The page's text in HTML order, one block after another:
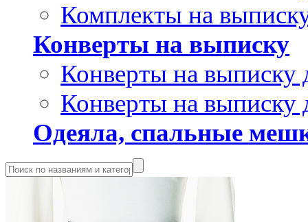
Комплекты на
Конверты на выписку
Конверты на выписку
Конверты на выписку
Одеяла, спальные